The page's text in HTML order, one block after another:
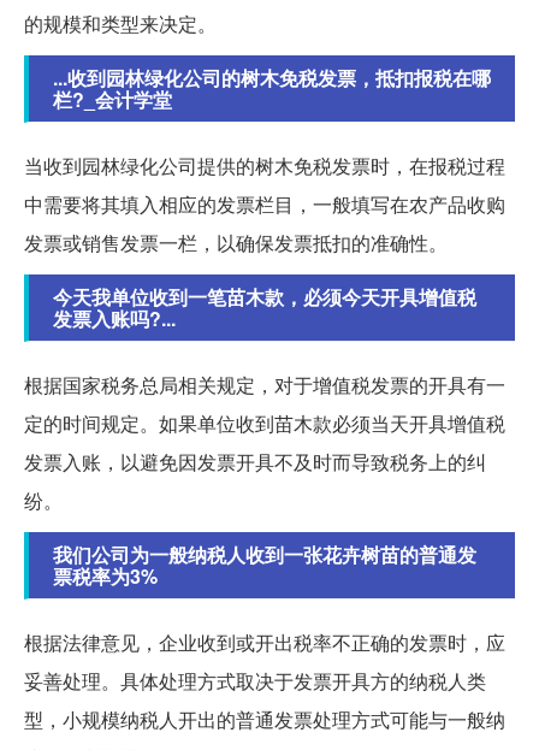
的规模和类型来决定。
...收到园林绿化公司的树木免税发票，抵扣报税在哪
栏?_会计学堂
当收到园林绿化公司提供的树木免税发票时，在报税过程
中需要将其填入相应的发票栏目，一般填写在农产品收购
发票或销售发票一栏，以确保发票抵扣的准确性。
今天我单位收到一笔苗木款，必须今天开具增值税
发票入账吗?...
根据国家税务总局相关规定，对于增值税发票的开具有一
定的时间规定。如果单位收到苗木款必须当天开具增值税
发票入账，以避免因发票开具不及时而导致税务上的纠
纷。
我们公司为一般纳税人收到一张花卉树苗的普通发
票税率为3%
根据法律意见，企业收到或开出税率不正确的发票时，应
妥善处理。具体处理方式取决于发票开具方的纳税人类
型，小规模纳税人开出的普通发票处理方式可能与一般纳